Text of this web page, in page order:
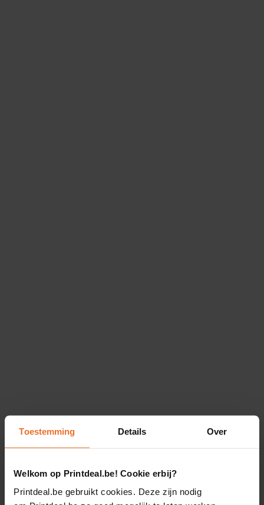
Toestemming Details Over
Welkom op Printdeal.be! Cookie erbij?
Printdeal.be gebruikt cookies. Deze zijn nodig